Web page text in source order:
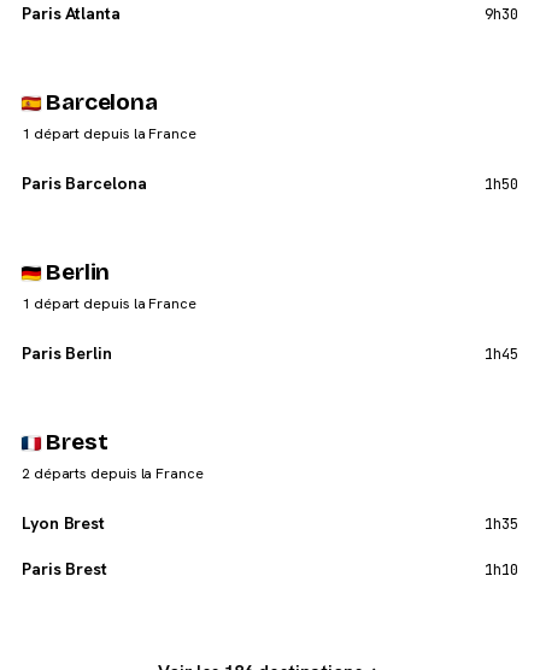
Paris Atlanta 9h30
Barcelona
1 départ depuis la France
Paris Barcelona 1h50
Berlin
1 départ depuis la France
Paris Berlin 1h45
Brest
2 départs depuis la France
Lyon Brest 1h35
Paris Brest 1h10